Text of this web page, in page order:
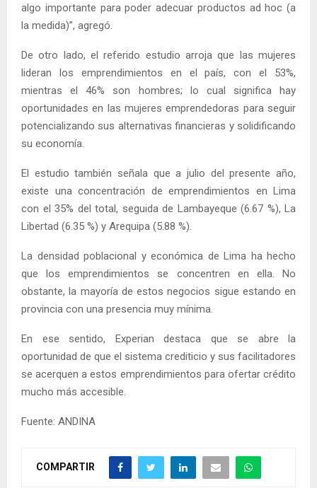
algo importante para poder adecuar productos ad hoc (a
la medida)”, agregó.
De otro lado, el referido estudio arroja que las mujeres
lideran los emprendimientos en el país, con el 53%,
mientras el 46% son hombres; lo cual significa hay
oportunidades en las mujeres emprendedoras para seguir
potencializando sus alternativas financieras y solidificando
su economía.
El estudio también señala que a julio del presente año,
existe una concentración de emprendimientos en Lima
con el 35% del total, seguida de Lambayeque (6.67 %), La
Libertad (6.35 %) y Arequipa (5.88 %).
La densidad poblacional y económica de Lima ha hecho
que los emprendimientos se concentren en ella. No
obstante, la mayoría de estos negocios sigue estando en
provincia con una presencia muy mínima.
En ese sentido, Experian destaca que se abre la
oportunidad de que el sistema crediticio y sus facilitadores
se acerquen a estos emprendimientos para ofertar crédito
mucho más accesible.
Fuente: ANDINA
COMPARTIR